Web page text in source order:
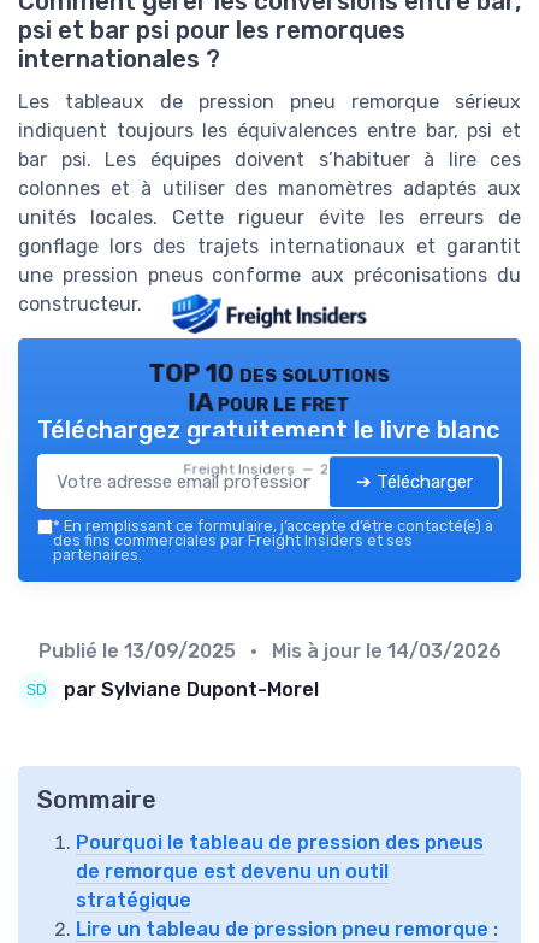
psi et bar psi pour les remorques
internationales ?
Les tableaux de pression pneu remorque sérieux
indiquent toujours les équivalences entre bar, psi et
bar psi. Les équipes doivent s’habituer à lire ces
colonnes et à utiliser des manomètres adaptés aux
unités locales. Cette rigueur évite les erreurs de
gonflage lors des trajets internationaux et garantit
une pression pneus conforme aux préconisations du
constructeur.
TOP 10 des solutions
IA pour le fret
Freight Insiders — 2026
Téléchargez gratuitement le livre blanc
➔ Télécharger
* En remplissant ce formulaire, j’accepte d’être contacté(e) à
des fins commerciales par Freight Insiders et ses
partenaires.
Publié le 13/09/2025 • Mis à jour le 14/03/2026
par Sylviane Dupont-Morel
Sommaire
Pourquoi le tableau de pression des pneus
de remorque est devenu un outil
stratégique
Lire un tableau de pression pneu remorque :